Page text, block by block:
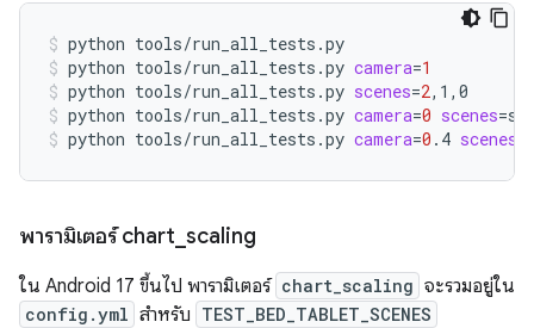
python tools/run_all_tests.py
python tools/run_all_tests.py camera=1
python tools/run_all_tests.py scenes=2,1,0
python tools/run_all_tests.py camera=0 scenes=
python tools/run_all_tests.py camera=0 .4 scenes
พารามิเตอร์ chart scaling
ใน Android 17 ขึ้นไป พารามิเตอร์ chart_scaling จะรวมอยู่ใน
config.yml สำหรับ TEST_BED_TABLET_SCENES